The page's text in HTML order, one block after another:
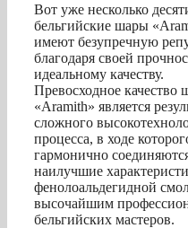
Вот уже несколько
бельгийские шары
имеют безупречную
благодаря своей
идеальному качеству.
Превосходное качество
«Aramith» является
сложного
процесса, в ходе
гармонично
наилучшие
фенолоальдегидной
высочайшим
бельгийских мастеров.